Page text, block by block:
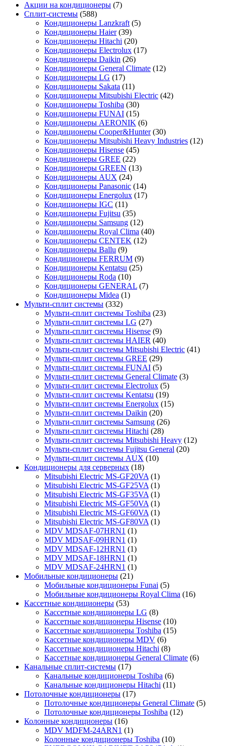
Акции на кондиционеры (7)
Сплит-системы (588)
Кондиционеры Lanzkraft (5)
Кондиционеры Haier (39)
Кондиционеры Hitachi (20)
Кондиционеры Electrolux (17)
Кондиционеры Daikin (26)
Кондиционеры General Climate (12)
Кондиционеры LG (17)
Кондиционеры Sakata (11)
Кондиционеры Mitsubishi Electric (42)
Кондиционеры Toshiba (30)
Кондиционеры FUNAI (15)
Кондиционеры AERONIK (6)
Кондиционеры Cooper&Hunter (30)
Кондиционеры Mitsubishi Heavy Industries (12)
Кондиционеры Hisense (45)
Кондиционеры GREE (22)
Кондиционеры GREEN (13)
Кондиционеры AUX (24)
Кондиционеры Panasonic (14)
Кондиционеры Energolux (17)
Кондиционеры IGC (11)
Кондиционеры Fujitsu (35)
Кондиционеры Samsung (12)
Кондиционеры Royal Clima (40)
Кондиционеры CENTEK (12)
Кондиционеры Ballu (9)
Кондиционеры FERRUM (9)
Кондиционеры Kentatsu (25)
Кондиционеры Roda (10)
Кондиционеры GENERAL (7)
Кондиционеры Midea (1)
Мульти-сплит системы (332)
Мульти-сплит системы Toshiba (23)
Мульти-сплит системы LG (27)
Мульти-сплит системы Hisense (9)
Мульти-сплит системы HAIER (40)
Мульти-сплит системы Mitsubishi Electric (41)
Мульти-сплит системы GREE (29)
Мульти-сплит системы FUNAI (5)
Мульти-сплит системы General Climate (3)
Мульти-сплит системы Electrolux (5)
Мульти-сплит системы Kentatsu (19)
Мульти-сплит системы Energolux (15)
Мульти-сплит системы Daikin (20)
Мульти-сплит системы Samsung (26)
Мульти-сплит системы Hitachi (28)
Мульти-сплит системы Mitsubishi Heavy (12)
Мульти-сплит системы Fujitsu General (20)
Мульти-сплит системы AUX (10)
Кондиционеры для серверных (18)
Mitsubishi Electric MS-GF20VA (1)
Mitsubishi Electric MS-GF25VA (1)
Mitsubishi Electric MS-GF35VA (1)
Mitsubishi Electric MS-GF50VA (1)
Mitsubishi Electric MS-GF60VA (1)
Mitsubishi Electric MS-GF80VA (1)
MDV MDSAF-07HRN1 (1)
MDV MDSAF-09HRN1 (1)
MDV MDSAF-12HRN1 (1)
MDV MDSAF-18HRN1 (1)
MDV MDSAF-24HRN1 (1)
Мобильные кондиционеры (21)
Мобильные кондиционеры Funai (5)
Мобильные кондиционеры Royal Clima (16)
Кассетные кондиционеры (53)
Кассетные кондиционеры LG (8)
Кассетные кондиционеры Hisense (10)
Кассетные кондиционеры Toshiba (15)
Кассетные кондиционеры MDV (6)
Кассетные кондиционеры Hitachi (8)
Кассетные кондиционеры General Climate (6)
Канальные сплит-системы (17)
Канальные кондиционеры Toshiba (6)
Канальные кондиционеры Hitachi (11)
Потолочные кондиционеры (17)
Потолочные кондиционеры General Climate (5)
Потолочные кондиционеры Toshiba (12)
Колонные кондиционеры (16)
MDV MDFM-24ARN1 (1)
Колонные кондиционеры Toshiba (10)